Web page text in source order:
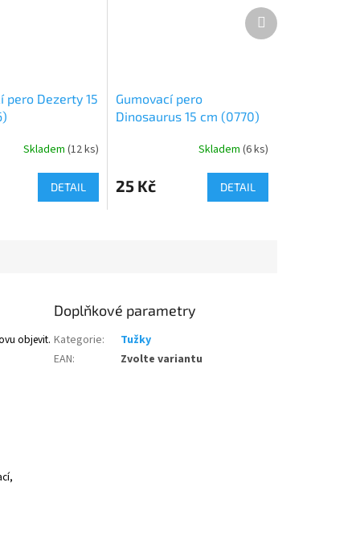
pero Dezerty 15
Skladem(12 ks)
DETAIL
Gumovací pero
Dinosaurus 15 cm (0770)
Skladem (6 ks)
25 Kč DETAIL
Další
produkt
objevit.
Doplňkové parametry
Kategorie:
Tužky
EAN: Zvolte variantu